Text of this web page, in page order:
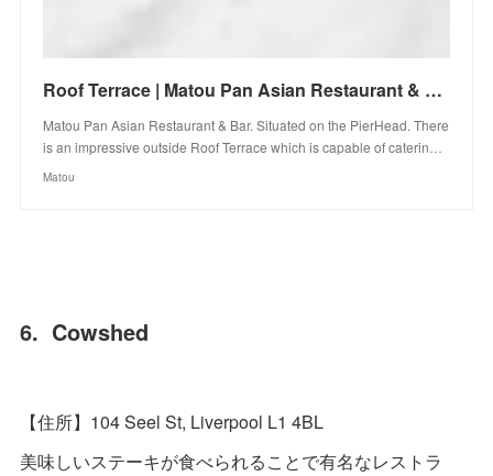
Roof Terrace | Matou Pan Asian Restaurant & Bar | Liverpool England United Kingd
Matou Pan Asian Restaurant & Bar. Situated on the PierHead. There
is an impressive outside Roof Terrace which is capable of caterin…
Matou
6. Cowshed
【住所】104 Seel St, Liverpool L1 4BL
美味しいステーキが食べられることで有名なレストラ